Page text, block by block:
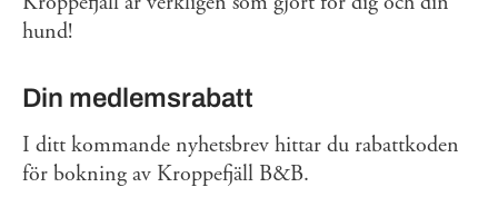
hund!
Din medlemsrabatt
I ditt kommande nyhetsbrev hittar du rabattkoden
för bokning av Kroppefjäll B&B.